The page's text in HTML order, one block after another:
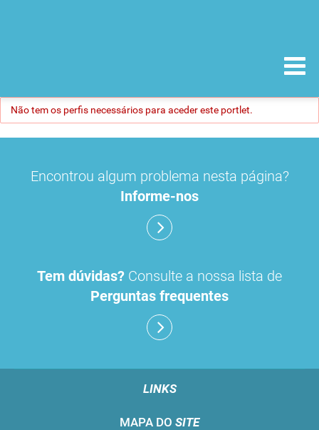
Não tem os perfis necessários para aceder este portlet.
Encontrou algum problema nesta página?
Informe-nos
Tem dúvidas? Consulte a nossa lista de
Perguntas frequentes
LINKS
MAPA DO SITE